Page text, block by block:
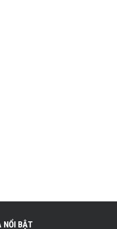
NỔI BẬT